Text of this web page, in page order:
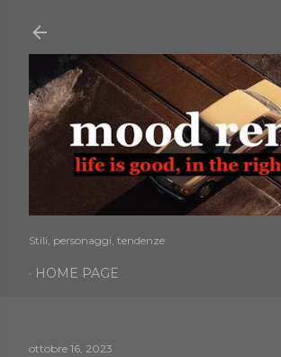
Stili, personaggi, tendenze
HOME PAGE
ottobre 16, 2023